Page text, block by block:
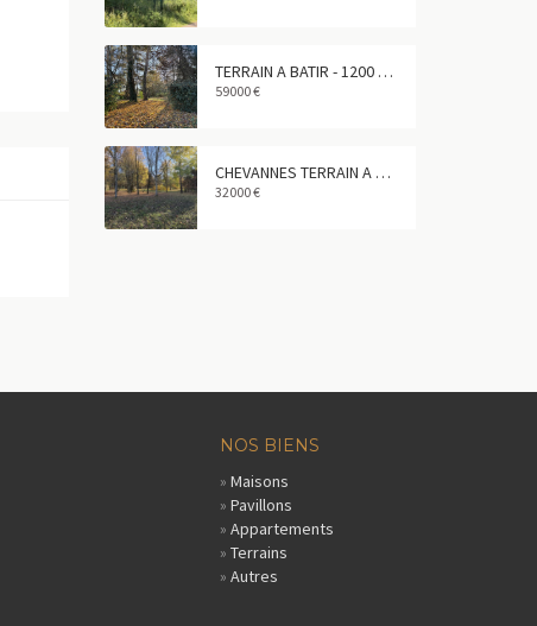
TERRAIN A BATIR - 1200 m² - CHEVANNES
59000 €
CHEVANNES TERRAIN A BATIR 572 m²
32000 €
NOS BIENS
» Maisons
» Pavillons
» Appartements
» Terrains
» Autres